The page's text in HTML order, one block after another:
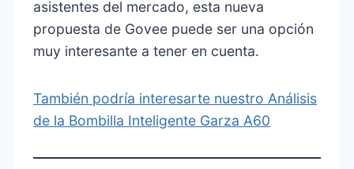
asistentes del mercado, esta nueva
propuesta de Govee puede ser una opción
muy interesante a tener en cuenta.
También podría interesarte nuestro Análisis
de la Bombilla Inteligente Garza A60